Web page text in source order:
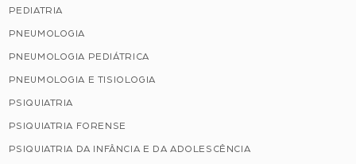
PEDIATRIA
PNEUMOLOGIA
PNEUMOLOGIA PEDIÁTRICA
PNEUMOLOGIA E TISIOLOGIA
PSIQUIATRIA
PSIQUIATRIA FORENSE
PSIQUIATRIA DA INFÂNCIA E DA ADOLESCÊNCIA